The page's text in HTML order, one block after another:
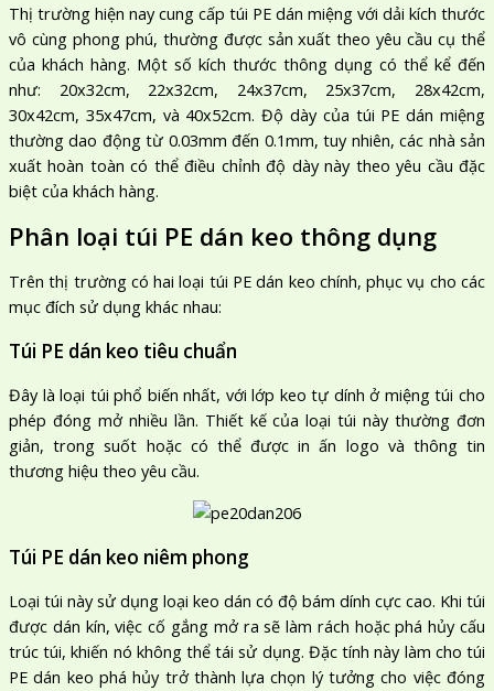
Thị trường hiện nay cung cấp túi PE dán miệng với dải kích thước
vô cùng phong phú, thường được sản xuất theo yêu cầu cụ thể
của khách hàng. Một số kích thước thông dụng có thể kể đến
như: 20x32cm, 22x32cm, 24x37cm, 25x37cm, 28x42cm,
30x42cm, 35x47cm, và 40x52cm. Độ dày của túi PE dán miệng
thường dao động từ 0.03mm đến 0.1mm, tuy nhiên, các nhà sản
xuất hoàn toàn có thể điều chỉnh độ dày này theo yêu cầu đặc
biệt của khách hàng.
Phân loại túi PE dán keo thông dụng
Trên thị trường có hai loại túi PE dán keo chính, phục vụ cho các
mục đích sử dụng khác nhau:
Túi PE dán keo tiêu chuẩn
Đây là loại túi phổ biến nhất, với lớp keo tự dính ở miệng túi cho
phép đóng mở nhiều lần. Thiết kế của loại túi này thường đơn
giản, trong suốt hoặc có thể được in ấn logo và thông tin
thương hiệu theo yêu cầu.
Túi PE dán keo niêm phong
Loại túi này sử dụng loại keo dán có độ bám dính cực cao. Khi túi
được dán kín, việc cố gắng mở ra sẽ làm rách hoặc phá hủy cấu
trúc túi, khiến nó không thể tái sử dụng. Đặc tính này làm cho túi
PE dán keo phá hủy trở thành lựa chọn lý tưởng cho việc đóng